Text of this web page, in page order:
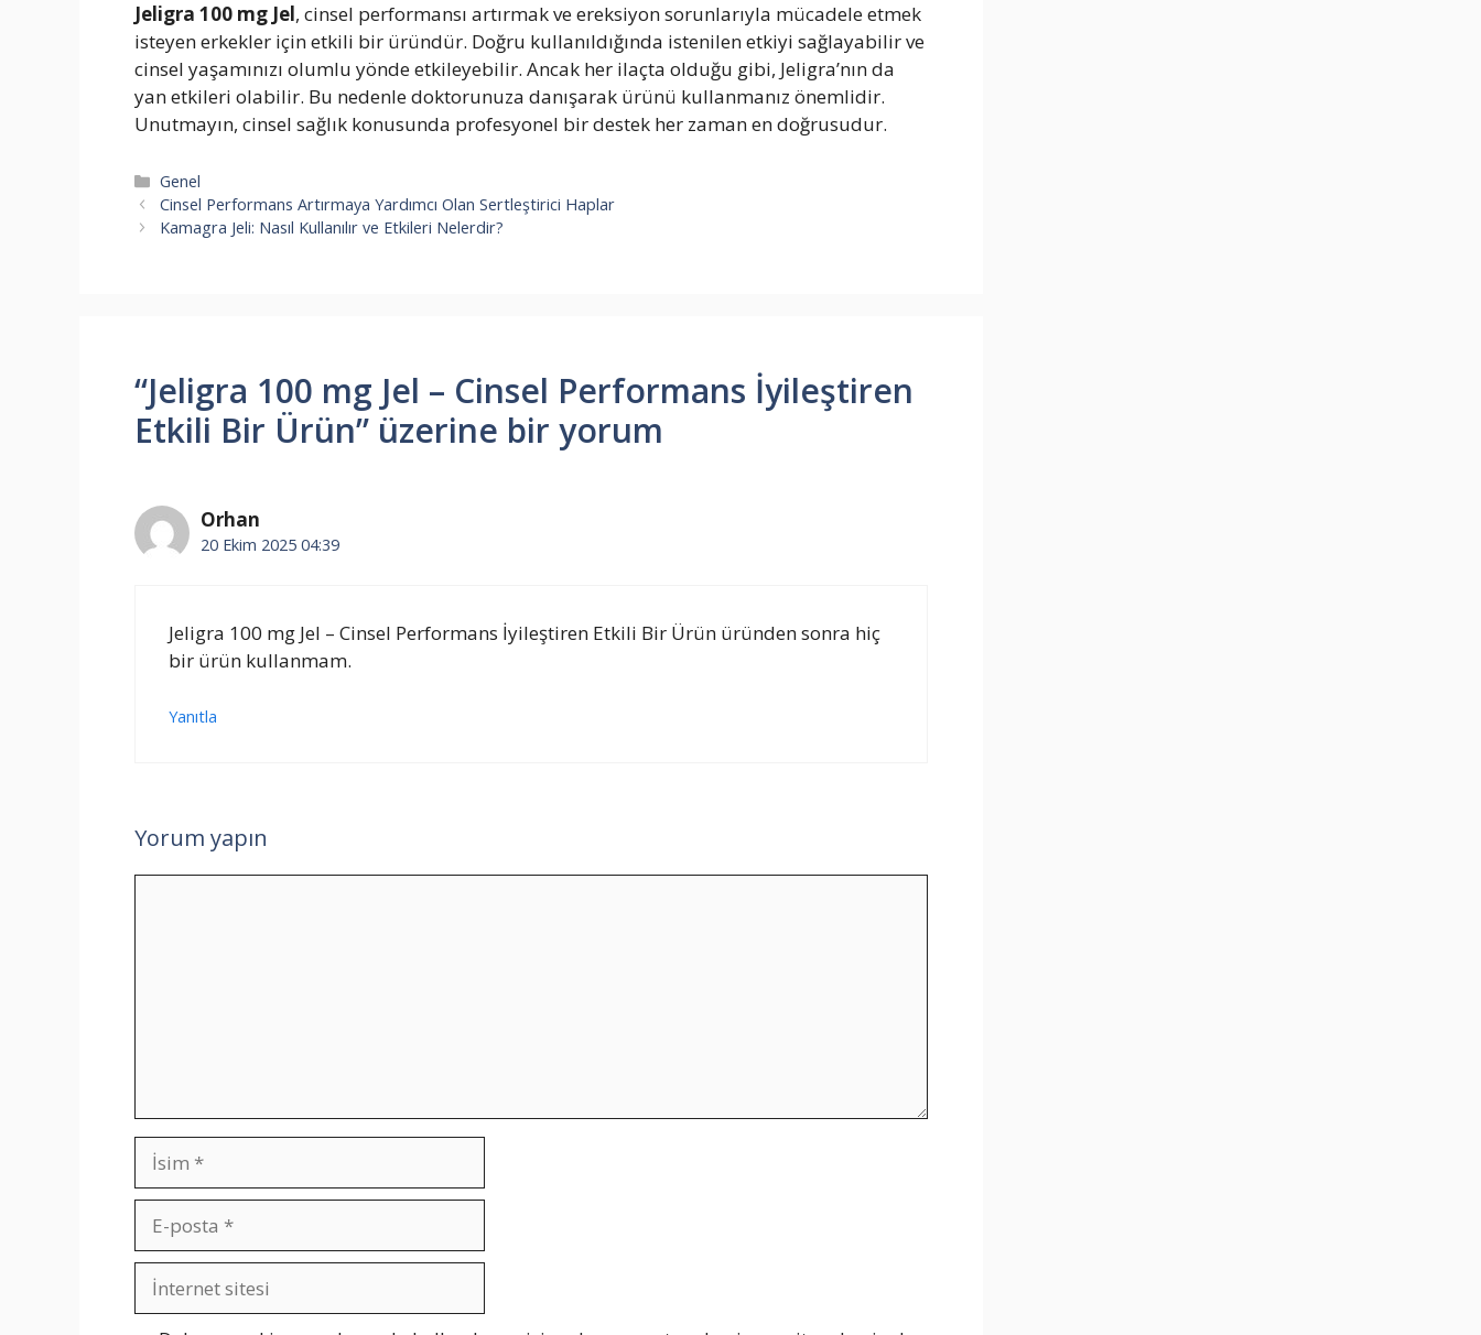
Jeligra 100 mg Jel, cinsel performansı artırmak ve ereksiyon sorunlarıyla mücadele etmek
isteyen erkekler için etkili bir üründür. Doğru kullanıldığında istenilen etkiyi sağlayabilir ve
cinsel yaşamınızı olumlu yönde etkileyebilir. Ancak her ilaçta olduğu gibi, Jeligra’nın da
yan etkileri olabilir. Bu nedenle doktorunuza danışarak ürünü kullanmanız önemlidir.
Unutmayın, cinsel sağlık konusunda profesyonel bir destek her zaman en doğrusudur.
Kategoriler
Genel
Cinsel Performans Artırmaya Yardımcı Olan Sertleştirici Haplar
Kamagra Jeli: Nasıl Kullanılır ve Etkileri Nelerdir?
“Jeligra 100 mg Jel – Cinsel Performans İyileştiren
Etkili Bir Ürün” üzerine bir yorum
Orhan
20 Ekim 2025 04:39
Jeligra 100 mg Jel – Cinsel Performans İyileştiren Etkili Bir Ürün üründen sonra hiç
bir ürün kullanmam.
Yanıtla
Yorum yapın
İsim
posta
İnternet
sitesi